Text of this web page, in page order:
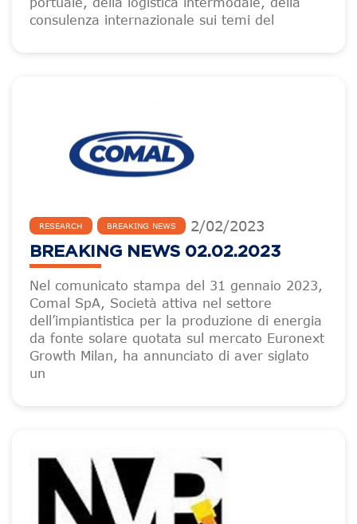
consulenza internazionale sui temi del
RESEARCH BREAKING NEWS 2/02/2023
BREAKING NEWS 02.02.2023
Nel comunicato stampa del 31 gennaio 2023,
Comal SpA, Società attiva nel settore
dell’impiantistica per la produzione di energia
da fonte solare quotata sul mercato Euronext
Growth Milan, ha annunciato di aver siglato
un